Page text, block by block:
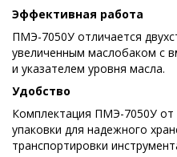
Эффективная работа
ПМЭ-7050У отличается
увеличенным маслобаком с
и указателем уровня масла.
Удобство
Комплектация ПМЭ-7050У от
упаковки для надежного
транспортировки